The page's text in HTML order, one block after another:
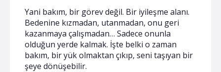
Yani bakım, bir görev değil. Bir iyileşme alanı.
Bedenine kızmadan, utanmadan, onu geri
kazanmaya çalışmadan… Sadece onunla
olduğun yerde kalmak. İşte belki o zaman
bakım, bir yük olmaktan çıkıp, seni taşıyan bir
şeye dönüşebilir.